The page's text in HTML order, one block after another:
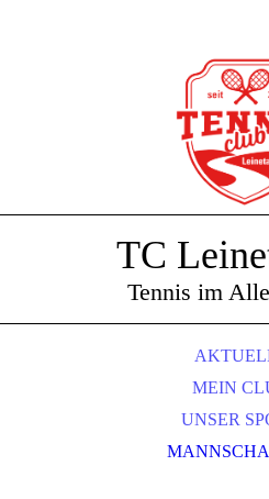
TC
Tennis im
MEIN
ÜBER
DER
UNSER
UNSERE